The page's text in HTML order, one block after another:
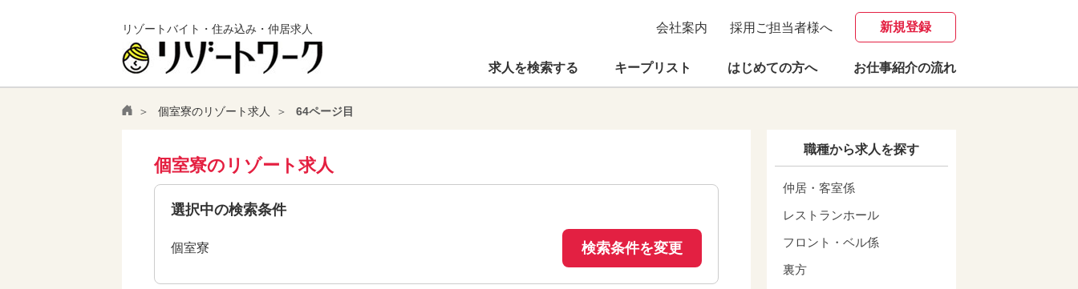
リゾートバイト・住み込み・仲居求人 会社案内 採用ご担当者様へ 新規登録
求人を検索する キープリスト はじめての方へ お仕事紹介の流れ
個室寮のリゾート求人 64ページ目
個室寮のリゾート求人
選択中の検索条件
個室寮 検索条件を変更
職種から求人を探す
仲居・客室係
レストランホール
フロント・ベル係
裏方